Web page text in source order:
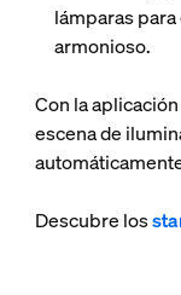
lámparas
armonioso.
Con la
escena de
Descubre los